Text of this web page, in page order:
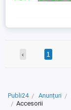
‹ 1
Publi24 Anunțuri
Accesorii